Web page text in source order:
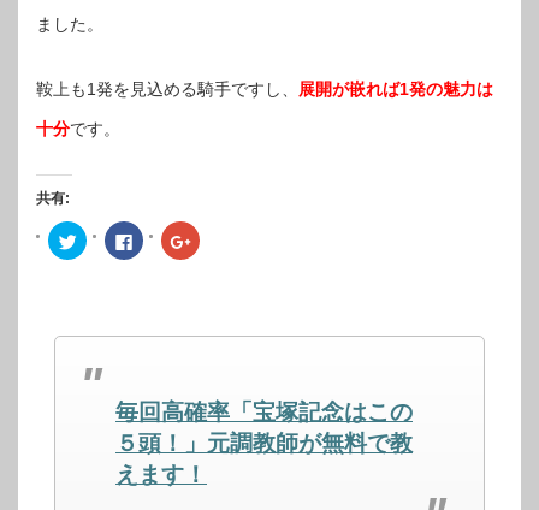
ました。
鞍上も1発を見込める騎手ですし、 展開が嵌れば1発の魅力は
十分です。
共有:
ク
リ
で
有
(新
Facebook
で
は
し
て
く
だ
さ
い
ク
リ
で
い
ウ
ィ
ン
ド
ウ
毎回高確率「宝塚記念はこの
５頭！」元調教師が無料で教
えます！